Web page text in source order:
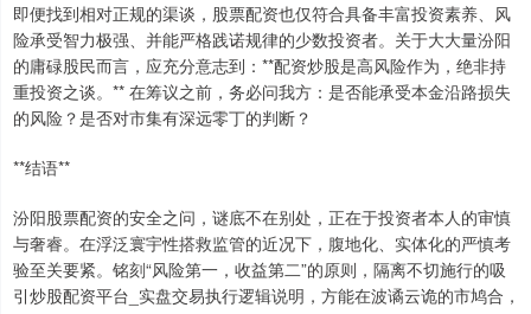
即便找到相对正规的渠谈，股票配资也仅符合具备丰富投资素养、风
险承受智力极强、并能严格践诺规律的少数投资者。关于大大量汾阳
的庸碌股民而言，应充分意志到：**配资炒股是高风险作为，绝非持
重投资之谈。** 在筹议之前，务必问我方：是否能承受本金沿路损失
的风险？是否对市集有深远零丁的判断？
**结语**
汾阳股票配资的安全之问，谜底不在别处，正在于投资者本人的审慎
与奢睿。在浮泛寰宇性搭救监管的近况下，腹地化、实体化的严慎考
验至关要紧。铭刻“风险第一，收益第二”的原则，隔离不切施行的吸
引炒股配资平台_实盘交易执行逻辑说明，方能在波谲云诡的市鸠合，